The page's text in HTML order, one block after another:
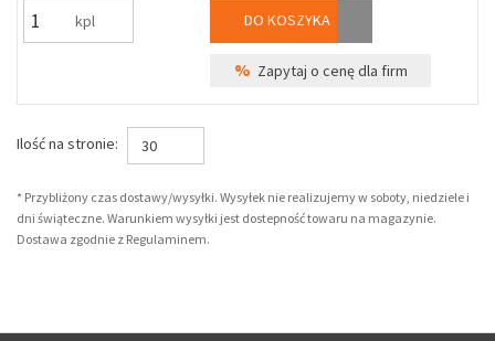
kpl DO KOSZYKA
% Zapytaj o cenę dla firm
Ilość na stronie: 30
* Przybliżony czas dostawy/wysyłki. Wysyłek nie realizujemy w soboty, niedziele i
dni świąteczne. Warunkiem wysyłki jest dostepność towaru na magazynie.
Dostawa zgodnie z Regulaminem.